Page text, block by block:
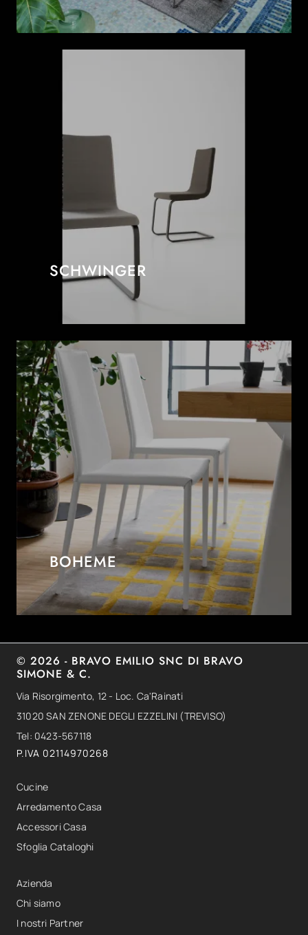
SCHWINGER
BOHEME
© 2026 - BRAVO EMILIO SNC DI BRAVO
SIMONE & C.
Via Risorgimento, 12 - Loc. Ca'Rainati
31020 SAN ZENONE DEGLI EZZELINI (TREVISO)
Tel: 0423-567118
P.IVA 02114970268
Cucine
Arredamento Casa
Accessori Casa
Sfoglia Cataloghi
Azienda
Chi siamo
I nostri Partner